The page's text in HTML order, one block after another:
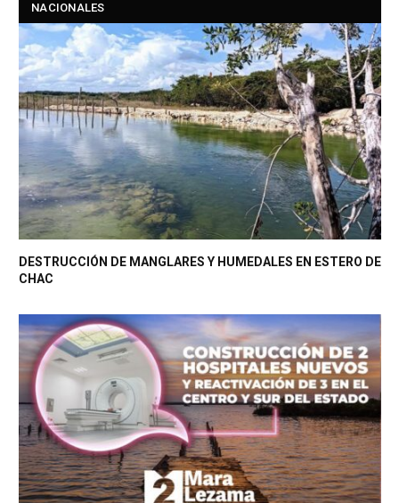
NACIONALES
DESTRUCCIÓN DE MANGLARES Y HUMEDALES EN ESTERO DE
CHAC